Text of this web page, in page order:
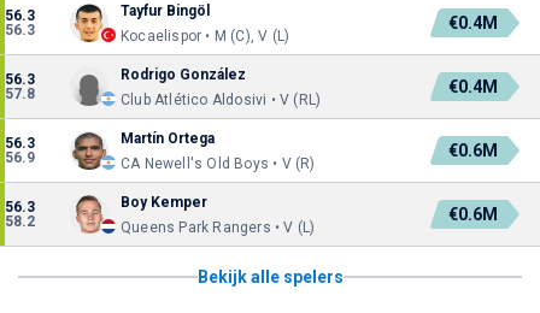
56.3
56.3
Tayfur Bingöl
Kocaelispor • M (C), V (L)
€0.4M
56.3
57.8
Rodrigo González
Club Atlético Aldosivi • V (RL)
€0.4M
56.3
56.9
Martín Ortega
CA Newell's Old Boys • V (R)
€0.6M
56.3
58.2
Boy Kemper
Queens Park Rangers • V (L)
€0.6M
Bekijk alle spelers